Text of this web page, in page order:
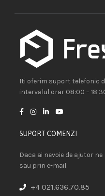
Iti oferim suport telefonic
intervalul orar 08:00 –
SUPORT COMENZI
Daca ai nevoie de ajutor
sau prin e-mail.
+4 021.636.70.85